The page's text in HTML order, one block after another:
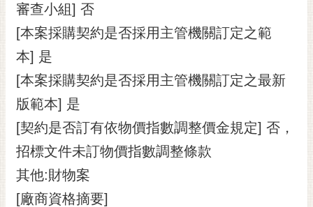
審查小組] 否
[本案採購契約是否採用主管機關訂定之範
本] 是
[本案採購契約是否採用主管機關訂定之最新
版範本] 是
[契約是否訂有依物價指數調整價金規定] 否，
招標文件未訂物價指數調整條款
其他:財物案
[廠商資格摘要]